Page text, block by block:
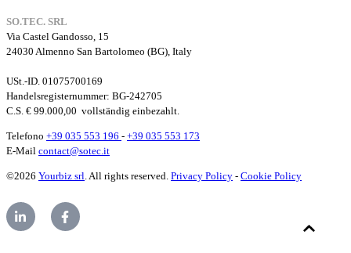
SO.TEC. SRL
Via Castel Gandosso, 15
24030 Almenno San Bartolomeo (BG), Italy
USt.-ID. 01075700169
Handelsregisternummer: BG-242705
C.S. € 99.000,00 vollständig einbezahlt.
Telefono +39 035 553 196 - +39 035 553 173
E-Mail contact@sotec.it
©2026 Yourbiz srl. All rights reserved. Privacy Policy - Cookie Policy